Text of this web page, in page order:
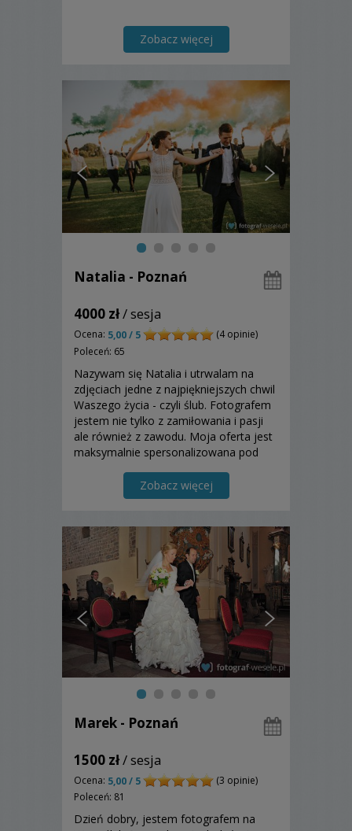
Zobacz więcej
Natalia - Poznań
4000 zł/ sesja
Ocena: 5,00 / 5
(4 opinie)
Poleceń: 65
Nazywam się Natalia i utrwalam na
zdjęciach jedne z najpiękniejszych chwil
Waszego życia - czyli ślub. Fotografem
jestem nie tylko z zamiłowania i pasji
ale również z zawodu. Moja oferta jest
maksymalnie spersonalizowana pod
Zobacz więcej
Marek - Poznań
1500 zł/ sesja
Ocena: 5,00 / 5
(3 opinie)
Poleceń: 81
Dzień dobry, jestem fotografem na